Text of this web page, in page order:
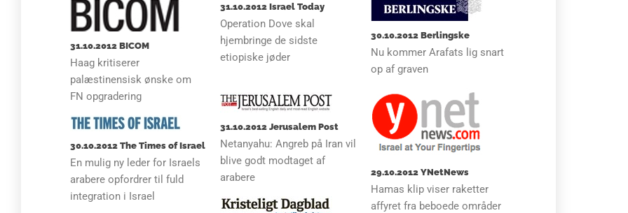
31.10.2012 BICOM
Haag kritiserer
palæstinensisk ønske om
FN opgradering
30.10.2012 The Times of Israel
En mulig ny leder for Israels
arabere opfordrer til fuld
integration i Israel
31.10.2012 Israel Today
Operation Dove skal
hjembringe de sidste
etiopiske jøder
31.10.2012 Jerusalem Post
Netanyahu: Angreb på Iran vil
blive godt modtaget af
arabere
30.10.2012 Berlingske
Nu kommer Arafats lig snart
op af graven
29.10.2012 YNetNews
Hamas klip viser raketter
affyret fra beboede områder